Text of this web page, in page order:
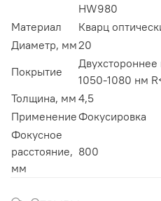
HW980
Материал
Кварц
Диаметр, мм20
Покрытие
1050-1080 нм
Толщина, мм 4,5
ПрименениеФокусировка
Фокусное
расстояние,
мм
800